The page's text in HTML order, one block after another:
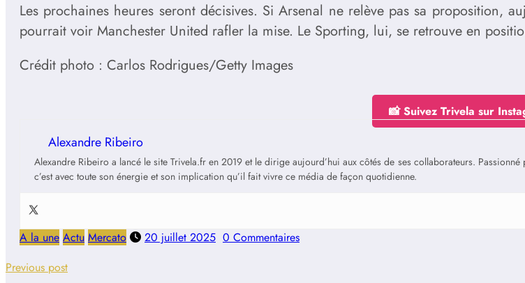
Les prochaines heures seront décisives. Si Arsenal ne relève pas sa proposition,
pourrait voir Manchester United rafler la mise. Le Sporting, lui, se retrouve en
Crédit photo : Carlos Rodrigues/Getty Images
📸 Suivez Trivela sur
Alexandre Ribeiro
Alexandre Ribeiro a lancé le site Trivela.fr en 2019 et le dirige aujourd’hui aux côtés de ses collaborateurs.
c’est avec toute son énergie et son implication qu’il fait vivre ce média de façon quotidienne.
A la une Actu Mercato 20 juillet 2025 0 Commentaires
Previous post